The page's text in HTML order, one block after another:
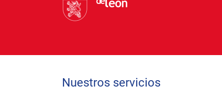
Nuestros servicios